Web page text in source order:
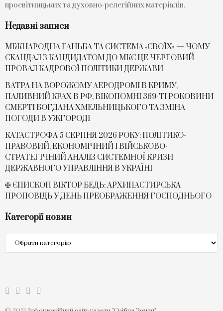
просвітницьких та духовно-релегійних матеріалів.
Недавні записи
МІЖНАРОДНА ГАНЬБА ТА СИСТЕМА «СВОЇХ» — ЧОМУ
СKАНДАЛ З КАНДИДАТОМ ДО МКС ЦЕ ЧЕРГОВИЙ
ПРОВАЛ КАДРОВОЇ ПОЛІТИКИ ДЕРЖАВИ
ВАТРА НА ВОРОЖОМУ АЕРОДРОМІ В КРИМУ,
ПАЛИВНИЙ КРАХ В РФ, ВІКОПОМНІ 369-ТІ РОКОВИНИ
СМЕРТІ БОГДАНА ХМЕЛЬНИЦЬКОГО ТА ЗМІНА
ПОГОДИ В УЖГОРОДІ
КАТАСТРОФА 5 СЕРПНЯ 2026 РОКУ: ПОЛІТИКО-
ПРАВОВИЙ, ЕКОНОМІЧНИЙ І ВІЙСЬКОВО-
СТРАТЕГІЧНИЙ АНАЛІЗ СИСТЕМНОЇ КРИЗИ
ДЕРЖАВНОГО УПРАВЛІННЯ В УКРАЇНІ
✠ ЄПИСКОП ВІКТОР БЕДЬ: АРХИПАСТИРСЬКА
ПРОПОВІДЬ У ДЕНЬ ПРЕОБРАЖЕННЯ ГОСПОДНЬОГО
Категорії новин
новин